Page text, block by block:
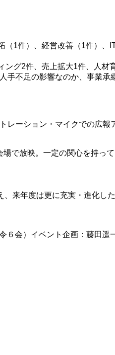
1件）、経営改善（1件）
グ2件、売上拡大1件、人材
不足の影響なのか、事業承
ーション・マイクでの広報
で放映。一定の関心を持っ
来年度は更に充実・進化し
会）イベント企画：藤田